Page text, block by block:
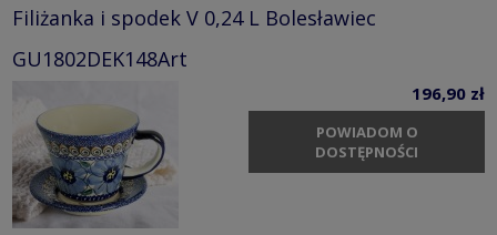
Filiżanka i spodek V 0,24 L Bolesławiec
GU1802DEK148Art
196,90 zł
POWIADOM O
DOSTĘPNOŚCI